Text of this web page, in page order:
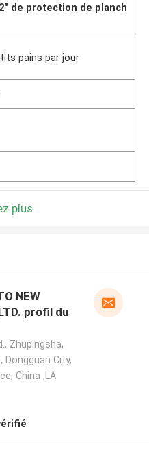
de protection de planch
pains par jour
plus
NEW
profil du
Zhupingsha,
Dongguan City,
China ,LA